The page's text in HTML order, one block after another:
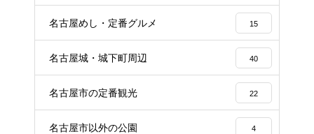
名古屋めし・定番グルメ 15
名古屋城・城下町周辺 40
名古屋市の定番観光 22
名古屋市以外の公園 4